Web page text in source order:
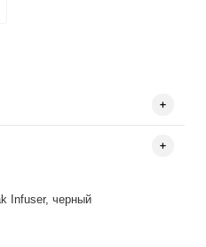
Infuser, черный